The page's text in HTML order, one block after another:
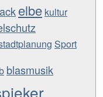
elbe kultur
Sport
blasmusik